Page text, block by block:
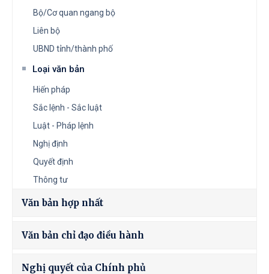
Bộ/Cơ quan ngang bộ
Liên bộ
UBND tỉnh/thành phố
Loại văn bản
Hiến pháp
Sắc lệnh - Sắc luật
Luật - Pháp lệnh
Nghị định
Quyết định
Thông tư
Văn bản hợp nhất
Văn bản chỉ đạo điều hành
Nghị quyết của Chính phủ